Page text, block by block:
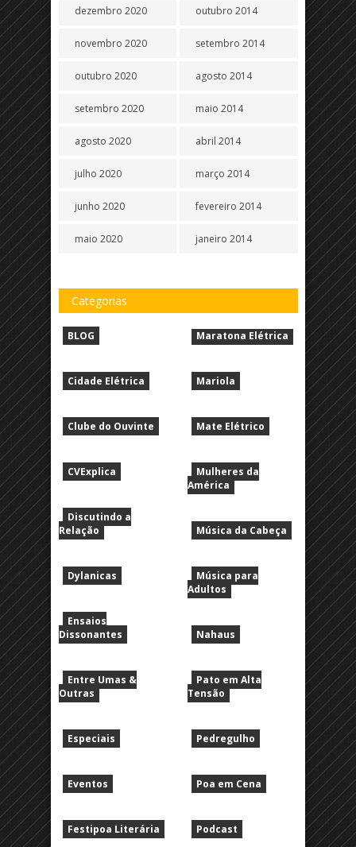
dezembro 2020
novembro 2020
outubro 2020
setembro 2020
agosto 2020
julho 2020
junho 2020
maio 2020
outubro 2014
setembro 2014
agosto 2014
maio 2014
abril 2014
março 2014
fevereiro 2014
janeiro 2014
Categorias
BLOG
Cidade Elétrica
Clube do Ouvinte
CVExplica
Discutindo a
Relação
Dylanicas
Ensaios
Dissonantes
Entre Umas &
Outras
Especiais
Eventos
Festipoa Literária
Maratona Elétrica
Mariola
Mate Elétrico
Mulheres da
América
Música da Cabeça
Música para
Adultos
Nahaus
Pato em Alta
Tensão
Pedregulho
Poa em Cena
Podcast